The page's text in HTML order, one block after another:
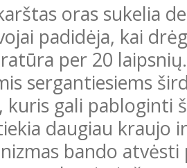
oras sukelia
padidėja, kai
per 20
sergantiesiems
kuris gali pabloginti
daugiau kraujo
bando